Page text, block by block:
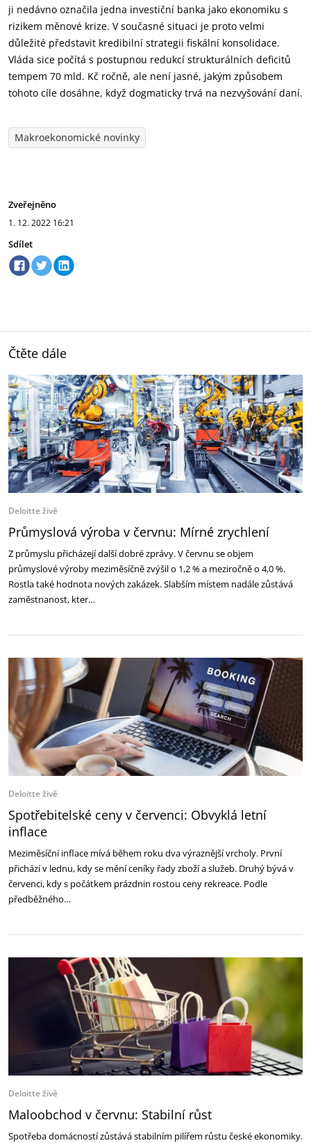
ji nedávno označila jedna investiční banka jako ekonomiku s
rizikem měnové krize. V současné situaci je proto velmi
důležité představit kredibilní strategii fiskální konsolidace.
Vláda sice počítá s postupnou redukcí strukturálních deficitů
tempem 70 mld. Kč ročně, ale není jasné, jakým způsobem
tohoto cíle dosáhne, když dogmaticky trvá na nezvyšování daní.
Makroekonomické novinky
Zveřejněno
1. 12. 2022 16:21
Sdílet
Čtěte dále
Deloitte živě
Průmyslová výroba v červnu: Mírné zrychlení
Z průmyslu přicházejí další dobré zprávy. V červnu se objem
průmyslové výroby meziměsíčně zvýšil o 1,2 % a meziročně o 4,0 %.
Rostla také hodnota nových zakázek. Slabším místem nadále zůstává
zaměstnanost, kter…
Deloitte živě
Spotřebitelské ceny v červenci: Obvyklá letní
inflace
Meziměsíční inflace mívá během roku dva výraznější vrcholy. První
přichází v lednu, kdy se mění ceníky řady zboží a služeb. Druhý bývá v
červenci, kdy s počátkem prázdnin rostou ceny rekreace. Podle
předběžného…
Deloitte živě
Maloobchod v červnu: Stabilní růst
Spotřeba domácností zůstává stabilním pilířem růstu české ekonomiky.